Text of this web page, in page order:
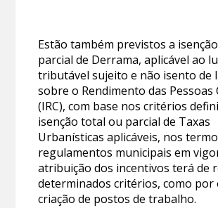
Estão também previstos a
parcial de Derrama, aplicável ao
tributável sujeito e não isento de
sobre o Rendimento das Pessoas
(IRC), com base nos critérios
isenção total ou parcial de Taxas
Urbanísticas aplicáveis, nos
regulamentos municipais em
atribuição dos incentivos terá de
determinados critérios, como por
criação de postos de trabalho.